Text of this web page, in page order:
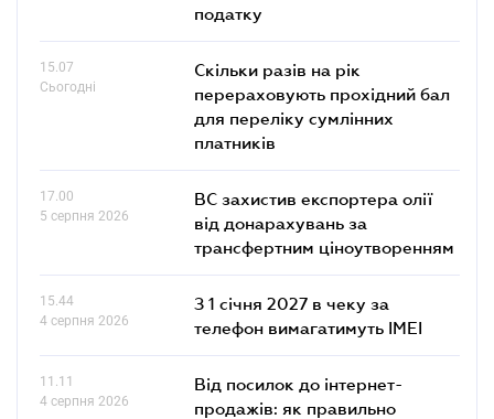
податку
15.07
Сьогодні
Скільки разів на рік
перераховують прохідний бал
для переліку сумлінних
платників
17.00
5 серпня 2026
ВС захистив експортера олії
від донарахувань за
трансфертним ціноутворенням
15.44
4 серпня 2026
З 1 січня 2027 в чеку за
телефон вимагатимуть IMEI
11.11
4 серпня 2026
Від посилок до інтернет-
продажів: як правильно